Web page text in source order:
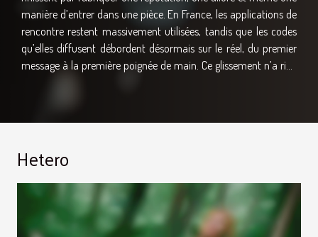
manière d’entrer dans une pièce. En France, les applications de
rencontre restent massivement utilisées, tandis que les codes
qu’elles diffusent débordent désormais sur le réel, du premier
message à la première poignée de main. Ce glissement n’a rien
de vous ennuyer trop vite face à quelqu’un de pourtant
intéressant ? Ce n’est pas seulement une question d’alchimie,
c’est aussi une question d’attention, et l’attention se...
Hetero